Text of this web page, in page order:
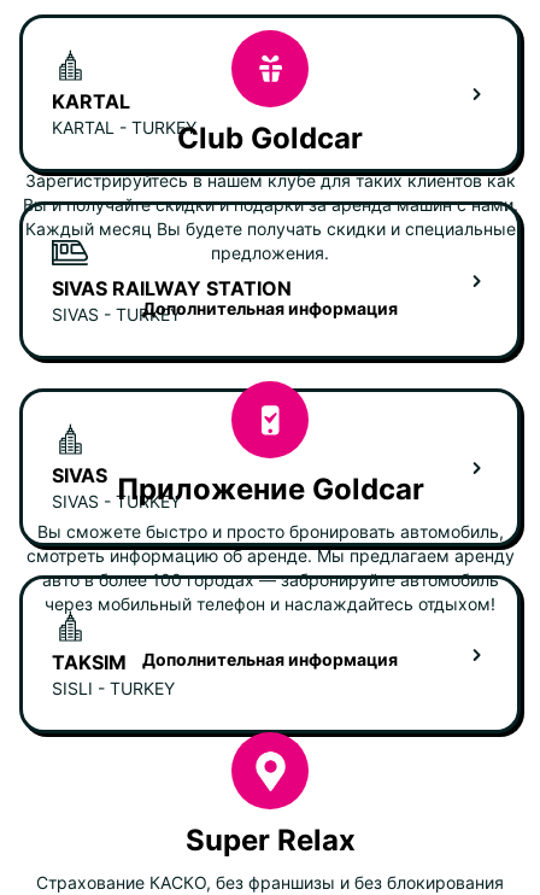
KARTAL
KARTAL - TURKEY
SIVAS RAILWAY STATION
SIVAS - TURKEY
SIVAS
SIVAS - TURKEY
TAKSIM
SISLI - TURKEY
Club Goldcar
Зарегистрируйтесь в нашем клубе для таких клиентов как
Вы и получайте скидки и подарки за аренда машин с нами.
Каждый месяц Вы будете получать скидки и специальные
предложения.
Дополнительная информация
Приложение Goldcar
Вы сможете быстро и просто бронировать автомобиль,
смотреть информацию об аренде. Мы предлагаем аренду
авто в более 100 городах — забронируйте автомобиль
через мобильный телефон и наслаждайтесь отдыхом!
Дополнительная информация
Super Relax
Страхование КАСКО, без франшизы и без блокирования